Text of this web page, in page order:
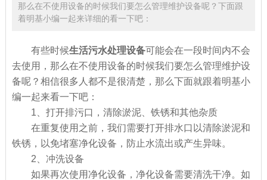
那么在不使用设备的时候我们要怎么管理维护设备呢？下面跟
着明基小编一起来详细的看一下吧：
有些时候生活污水处理设备可能会在一段时间内不会
去使用，那么在不使用设备的时候我们要怎么管理维护设
备呢？相信很多人都不是很清楚，那么下面就跟着明基小
编一起来看一下吧：
1、打开排污口，清除淤泥、铁锈和其他杂质
在重复使用之前，我们需要打开排水口以清除淤泥和
铁锈，以免堵塞净化设备，防止水流出或产生异味。
2、冲洗设备
如果再次使用净化设备，净化设备需要清洗干净。如